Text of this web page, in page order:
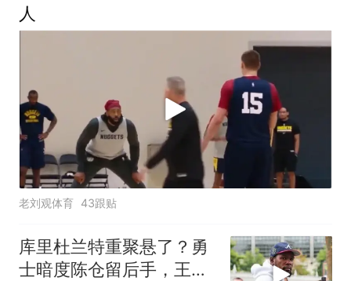
人
老刘观体育 43跟贴
库里杜兰特重聚悬了？勇
士暗度陈仓留后手，王朝